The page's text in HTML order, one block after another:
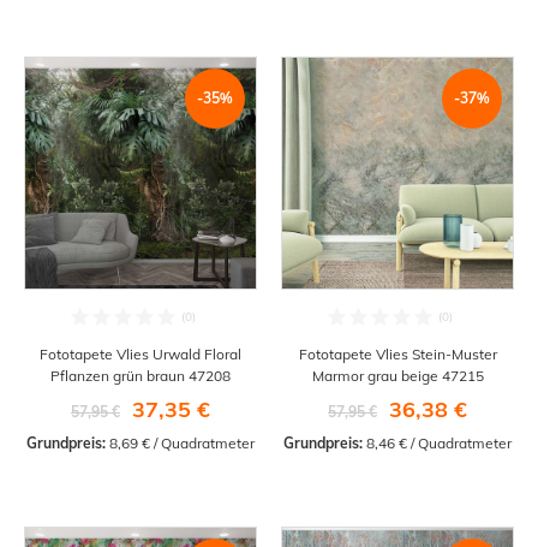
-35%
Fototapete Vlies Urwald Floral
Pflanzen grün braun 47208
57,95 €
37,35 €
Grundpreis: 8,69 € / Quadratmeter
-37%
Fototapete Vlies Stein-Muster
Marmor grau beige 47215
57,95 €
36,38 €
Grundpreis: 8,46 € / Quadratmeter